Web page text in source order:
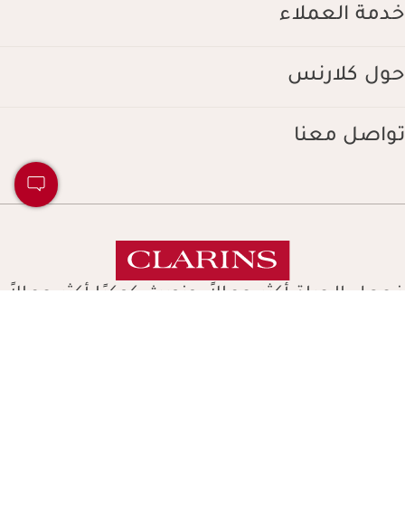
خدمة العملاء
حول كلارنس
تواصل معنا
نجعل الحياة أكثر جمالاً، ونورث كوكبًا أكثر جمالاً.